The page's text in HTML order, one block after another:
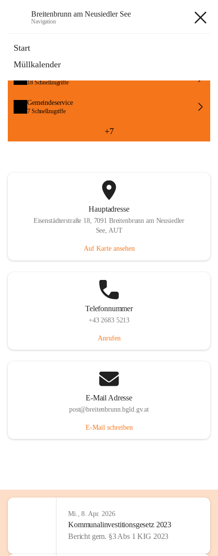
Breitenbrunn am Neusiedler See
Navigation
Start
Müllkalender
18 Schnellzugriffe
Gemeindeservice
7 Schnellzugriffe
+7
Hauptadresse
Eisenstädterstraße 18, 7091 Breitenbrunn am Neusiedler
See, AUT
Auf Karte ansehen
Telefonnummer
+43 2683 5213
Anrufen
E-Mail Adresse
post@breitenbrunn.bgld.gv.at
E-Mail schreiben
Mi., 8. Apr. 2026
Kommunalinvestitionsgesetz 2023
Bericht gem. §3 Abs 1 KIG 2023